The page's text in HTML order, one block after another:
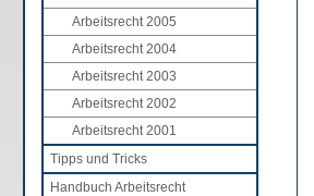
Arbeitsrecht 2005
Arbeitsrecht 2004
Arbeitsrecht 2003
Arbeitsrecht 2002
Arbeitsrecht 2001
Tipps und Tricks
Handbuch Arbeitsrecht